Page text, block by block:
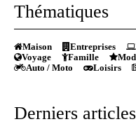
Thématiques
Maison Entreprises
Voyage
Famille
Auto / Moto
Loisirs
Derniers articles